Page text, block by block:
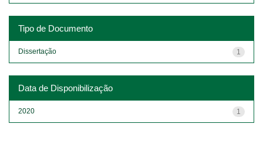
Tipo de Documento
1
Dissertação
Data de Disponibilização
1
2020